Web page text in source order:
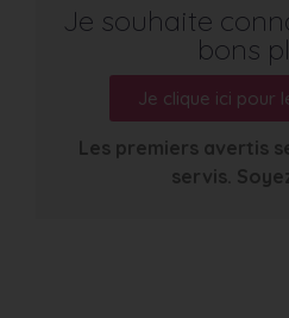
Je souhaite
bons
Je clique ici pour
Les premiers avertis
servis.